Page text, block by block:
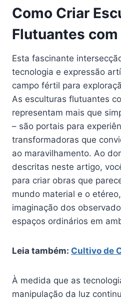
Como Criar
Flutuantes
Esta fascinante
tecnologia e expressão
campo fértil para
As esculturas flutuantes
representam mais que
– são portais para
transformadoras que
ao maravilhamento. Ao
descritas neste artigo,
para criar obras que
mundo material e o
imaginação dos
espaços ordinários em
Leia também: Cultivo de
À medida que as
manipulação da luz